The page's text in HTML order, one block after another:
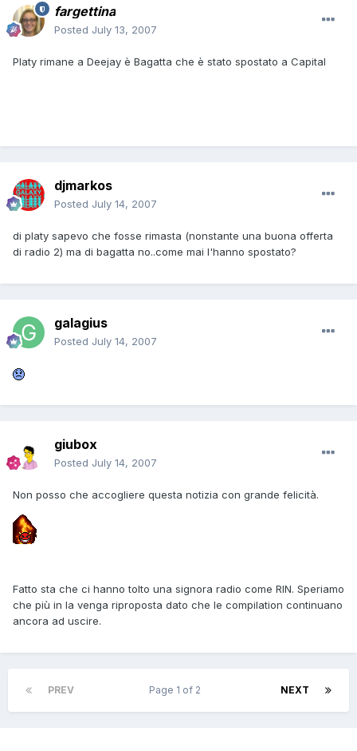
fargettina
Posted July 13, 2007
Platy rimane a Deejay è Bagatta che è stato spostato a Capital
djmarkos
Posted July 14, 2007
di platy sapevo che fosse rimasta (nonstante una buona offerta
di radio 2) ma di bagatta no..come mai l'hanno spostato?
galagius
Posted July 14, 2007
giubox
Posted July 14, 2007
Non posso che accogliere questa notizia con grande felicità.
Fatto sta che ci hanno tolto una signora radio come RIN. Speriamo
che più in la venga riproposta dato che le compilation continuano
ancora ad uscire.
PREV NEXT
Page 1 of 2